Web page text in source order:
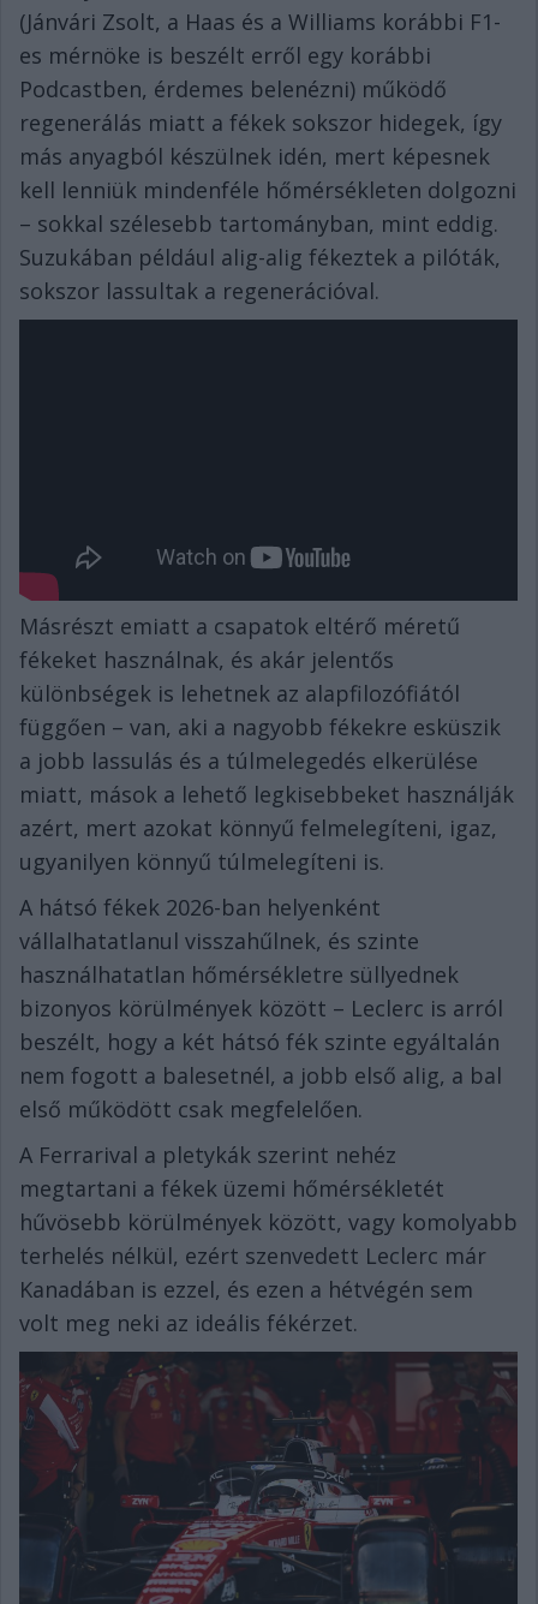
(Jánvári Zsolt, a Haas és a Williams korábbi F1-
es mérnöke is beszélt erről egy korábbi
Podcastben, érdemes belenézni) működő
regenerálás miatt a fékek sokszor hidegek, így
más anyagból készülnek idén, mert képesnek
kell lenniük mindenféle hőmérsékleten dolgozni
– sokkal szélesebb tartományban, mint eddig.
Suzukában például alig-alig fékeztek a pilóták,
sokszor lassultak a regenerációval.
Másrészt emiatt a csapatok eltérő méretű
fékeket használnak, és akár jelentős
különbségek is lehetnek az alapfilozófiától
függően – van, aki a nagyobb fékekre esküszik
a jobb lassulás és a túlmelegedés elkerülése
miatt, mások a lehető legkisebbeket használják
azért, mert azokat könnyű felmelegíteni, igaz,
ugyanilyen könnyű túlmelegíteni is.
A hátsó fékek 2026-ban helyenként
vállalhatatlanul visszahűlnek, és szinte
használhatatlan hőmérsékletre süllyednek
bizonyos körülmények között – Leclerc is arról
beszélt, hogy a két hátsó fék szinte egyáltalán
nem fogott a balesetnél, a jobb első alig, a bal
első működött csak megfelelően.
A Ferrarival a pletykák szerint nehéz
megtartani a fékek üzemi hőmérsékletét
hűvösebb körülmények között, vagy komolyabb
terhelés nélkül, ezért szenvedett Leclerc már
Kanadában is ezzel, és ezen a hétvégén sem
volt meg neki az ideális fékérzet.